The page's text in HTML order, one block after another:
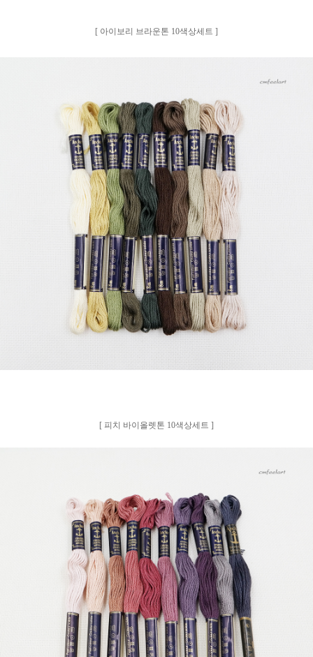
[ 아이보리 브라운톤 10색상세트 ]
[ 피치 바이올렛톤 10색상세트 ]